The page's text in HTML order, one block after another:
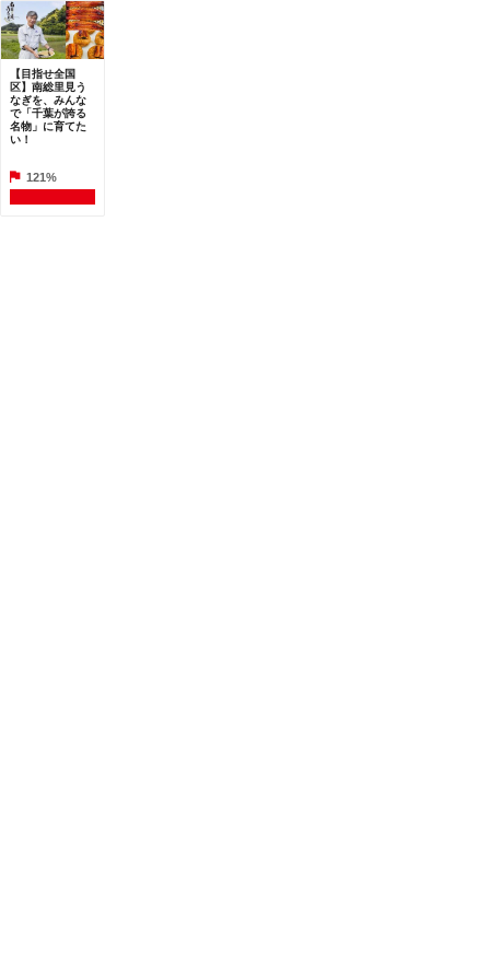
【目指せ全国
区】南総里見う
なぎを、みんな
で「千葉が誇る
名物」に育てた
い！
121%